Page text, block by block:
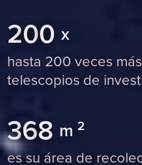
200 x
hasta 200 veces
telescopios de
368 m 2
es su área de